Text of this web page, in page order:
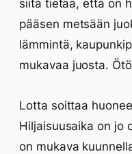
siitä tietää, että on
pääsen metsään
lämmintä,
mukavaa juosta.
Lotta soittaa
Hiljaisuusaika on jo
on mukava